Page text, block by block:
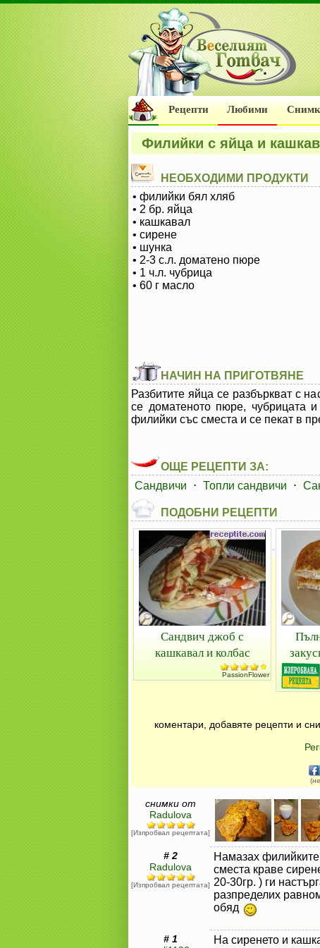
Рецепти Любими
Филийки с яйца и
НЕОБХОДИМИ ПРОДУКТИ
• филийки бял хляб
• 2 бр. яйца
• кашкавал
• сирене
• шунка
• 2-3 с.л. доматено пюре
• 1 ч.л. чубрица
• 60 г масло
НАЧИН НА ПРИГОТВЯНЕ
Разбитите яйца се разбъркват с
се доматеното пюре, чубрицата
филийки със сместа и се пекат в
ОЩЕ РЕЦЕПТИ ЗА:
Сандвичи
⋅ Топли сандвичи ⋅
ПОДОБНИ РЕЦЕПТИ
Сандвич джоб с
кашкавал и колбас
PassionFlower
коментари, добавяте рецепти и
снимки от
Radulova
[Изпробвал рецептата]
# 2
Radulova
[Изпробвал рецептата]
Намазах
сместа краве
20-30гр. ) ги
разпределих
обяд
# 1
На сиренето и